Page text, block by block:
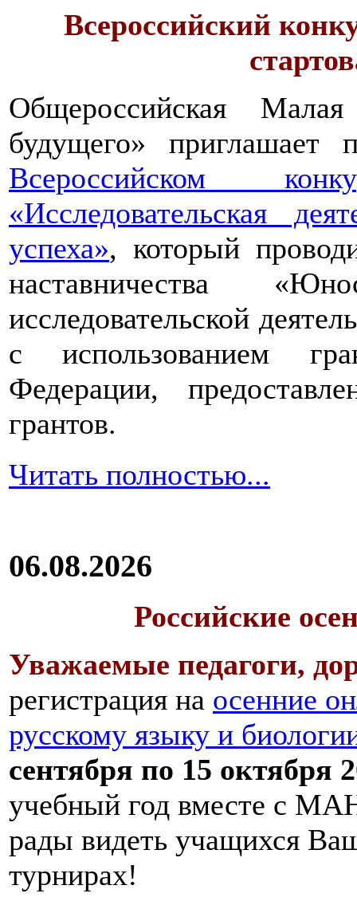
Всероссийский
Общероссийская
будущего» приглашает
Всероссийском
«Исследовательская
успеха», который
наставничества
исследовательской
с использованием
Федерации,
грантов.
Читать полностью...
06.08.2026
Российские
Уважаемые педагоги,
регистрация на осенние
русскому языку и
сентября по 15 октября
учебный год вместе с
рады видеть учащихся
турнирах!